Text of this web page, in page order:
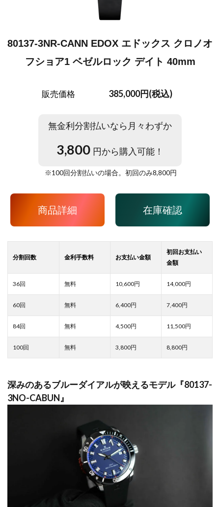
80137-3NR-CANN EDOX エドックス クロノオ
フショア1 ベゼルロック デイト 40mm
販売価格 385,000円(税込)
無金利分割払いなら月々わずか
3,800 円から購入可能！
※100回分割払いの場合。初回のみ8,800円
商品詳細 在庫確認
10,600 14,000
6,400 7,400
4,500 11,500
3,800 8,800
深みのあるブルーダイアルが映えるモデル『80137-
3NO-CABUN』